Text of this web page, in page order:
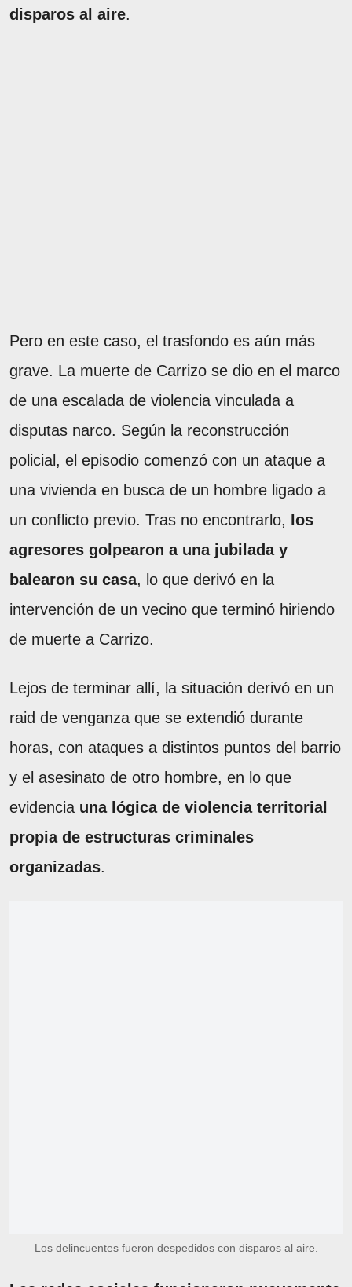
disparos al aire.
Pero en este caso, el trasfondo es aún más
grave. La muerte de Carrizo se dio en el marco
de una escalada de violencia vinculada a
disputas narco. Según la reconstrucción
policial, el episodio comenzó con un ataque a
una vivienda en busca de un hombre ligado a
un conflicto previo. Tras no encontrarlo, los
agresores golpearon a una jubilada y
balearon su casa, lo que derivó en la
intervención de un vecino que terminó hiriendo
de muerte a Carrizo.
Lejos de terminar allí, la situación derivó en un
raid de venganza que se extendió durante
horas, con ataques a distintos puntos del barrio
y el asesinato de otro hombre, en lo que
evidencia una lógica de violencia territorial
propia de estructuras criminales
organizadas.
Los delincuentes fueron despedidos con disparos al aire.